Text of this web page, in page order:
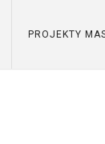
PROJEKTY